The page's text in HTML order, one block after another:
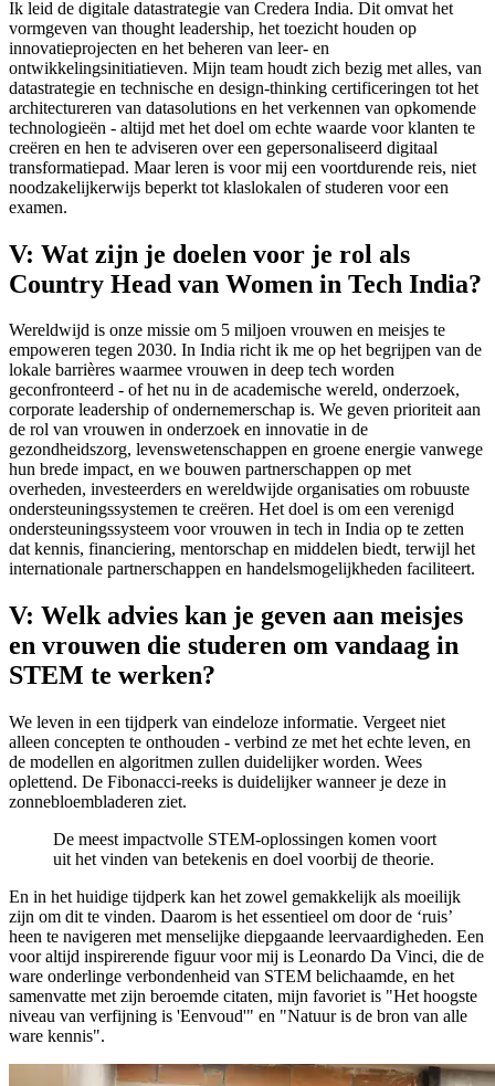
Ik leid de digitale datastrategie van Credera India. Dit omvat het
vormgeven van thought leadership, het toezicht houden op
innovatieprojecten en het beheren van leer- en
ontwikkelingsinitiatieven. Mijn team houdt zich bezig met alles, van
datastrategie en technische en design-thinking certificeringen tot het
architectureren van datasolutions en het verkennen van opkomende
technologieën - altijd met het doel om echte waarde voor klanten te
creëren en hen te adviseren over een gepersonaliseerd digitaal
transformatiepad. Maar leren is voor mij een voortdurende reis, niet
noodzakelijkerwijs beperkt tot klaslokalen of studeren voor een
examen.
V: Wat zijn je doelen voor je rol als
Country Head van Women in Tech India?
Wereldwijd is onze missie om 5 miljoen vrouwen en meisjes te
empoweren tegen 2030. In India richt ik me op het begrijpen van de
lokale barrières waarmee vrouwen in deep tech worden
geconfronteerd - of het nu in de academische wereld, onderzoek,
corporate leadership of ondernemerschap is. We geven prioriteit aan
de rol van vrouwen in onderzoek en innovatie in de
gezondheidszorg, levenswetenschappen en groene energie vanwege
hun brede impact, en we bouwen partnerschappen op met
overheden, investeerders en wereldwijde organisaties om robuuste
ondersteuningssystemen te creëren. Het doel is om een verenigd
ondersteuningssysteem voor vrouwen in tech in India op te zetten
dat kennis, financiering, mentorschap en middelen biedt, terwijl het
internationale partnerschappen en handelsmogelijkheden faciliteert.
V: Welk advies kan je geven aan meisjes
en vrouwen die studeren om vandaag in
STEM te werken?
We leven in een tijdperk van eindeloze informatie. Vergeet niet
alleen concepten te onthouden - verbind ze met het echte leven, en
de modellen en algoritmen zullen duidelijker worden. Wees
oplettend. De Fibonacci-reeks is duidelijker wanneer je deze in
zonnebloembladeren ziet.
De meest impactvolle STEM-oplossingen komen voort
uit het vinden van betekenis en doel voorbij de theorie.
En in het huidige tijdperk kan het zowel gemakkelijk als moeilijk
zijn om dit te vinden. Daarom is het essentieel om door de ‘ruis’
heen te navigeren met menselijke diepgaande leervaardigheden. Een
voor altijd inspirerende figuur voor mij is Leonardo Da Vinci, die de
ware onderlinge verbondenheid van STEM belichaamde, en het
samenvatte met zijn beroemde citaten, mijn favoriet is "Het hoogste
niveau van verfijning is 'Eenvoud'" en "Natuur is de bron van alle
ware kennis".